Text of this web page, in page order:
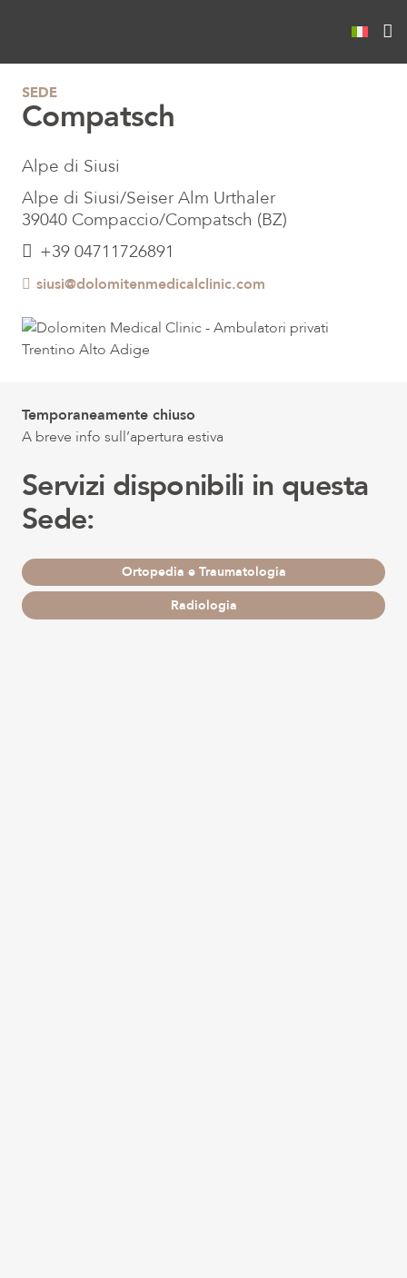
SEDE
Compatsch
Alpe di Siusi
Alpe di Siusi/Seiser Alm Urthaler
39040 Compaccio/Compatsch (BZ)
+39 04711726891
siusi@dolomitenmedicalclinic.com
Temporaneamente chiuso
A breve info sull’apertura estiva
Servizi disponibili in questa
Sede:
Ortopedia e Traumatologia
Radiologia